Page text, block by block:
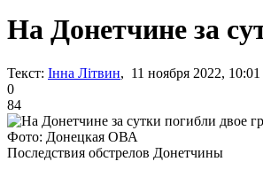
На Донетчине за
Текст: Інна Літвин, 11 ноября 2022, 10:01
0
84
Фото: Донецкая ОВА
Последствия обстрелов Донетчины